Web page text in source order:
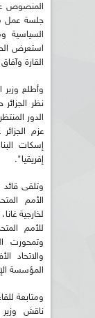
المنصوص
جلسة عمل
السياسية
استعرض
القارة
وأطلع
نظر
الدور
عزم
إسكات
إفريقيا".
وتلقى قائد
الأمم
لخارجية
للأمم
وتمحورت
المؤسسة
ومتابعة
ناقش